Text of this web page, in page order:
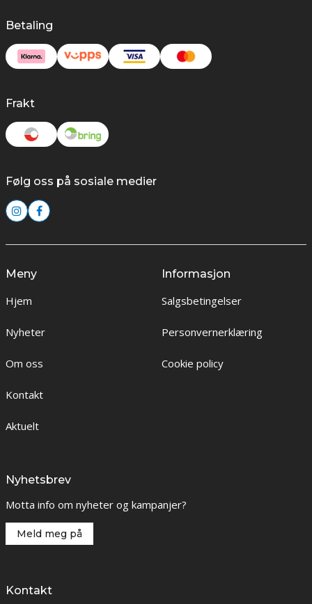
Betaling
Frakt
Følg oss på sosiale medier
Meny
Hjem
Nyheter
Om oss
Kontakt
Aktuelt
Informasjon
Salgsbetingelser
Personvernerklæring
Cookie policy
Nyhetsbrev
Motta info om nyheter og kampanjer?
Meld meg på
Kontakt